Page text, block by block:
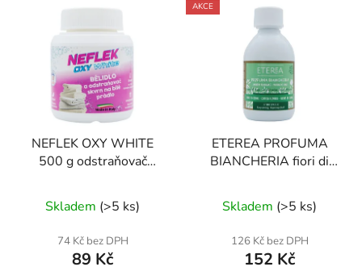
NEFLEK OXY WHITE
500 g odstraňovač
Skladem (>5 ks)
74 Kč bez DPH
89 Kč
AKCE
ETEREA PROFUMA
BIANCHERIA fiori di
na prádlo
hodnocení
produktu
je
Skladem (>5 ks)
126 Kč bez DPH
152 Kč